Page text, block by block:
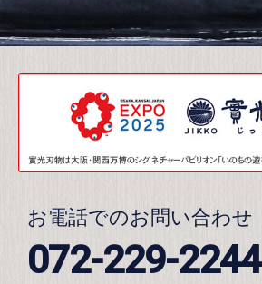
お電話でのお問い合わせ
072-229-2244